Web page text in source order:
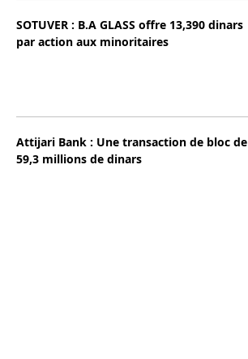
SOTUVER : B.A GLASS offre 13,390 dinars
par action aux minoritaires
Attijari Bank : Une transaction de bloc de
59,3 millions de dinars